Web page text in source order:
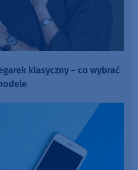
klasyczny – co wybrać